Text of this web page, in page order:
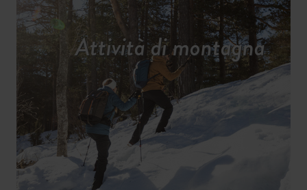
Attività di montagna